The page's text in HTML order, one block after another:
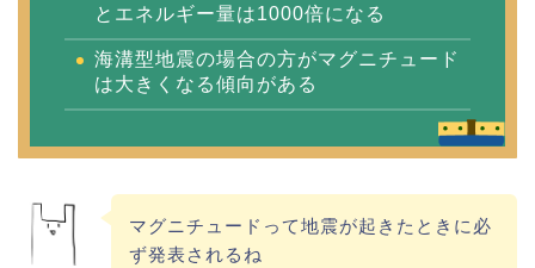
とエネルギー量は1000倍になる
海溝型地震の場合の方がマグニチュード
は大きくなる傾向がある
マグニチュードって地震が起きたときに必
ず発表されるね